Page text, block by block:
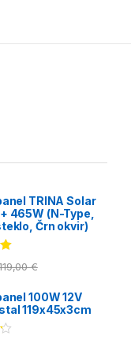
TRINA Solar
465W (N-Type,
Črn okvir)
€
100W 12V
119x45x3cm